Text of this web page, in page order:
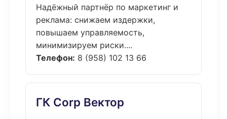
Надёжный партнёр по маркетинг и
реклама: снижаем издержки,
повышаем управляемость,
минимизируем риски....
Телефон: 8 (958) 102 13 66
ГК Corp Вектор